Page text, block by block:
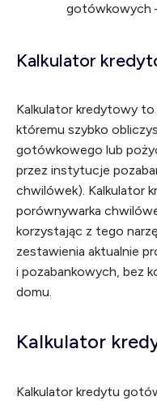
gotówkowych
Kalkulator
Kalkulator kredytowy
któremu szybko
gotówkowego lub
przez instytucje
chwilówek). Kalkulator
porównywarka
korzystając z tego
zestawienia aktualnie
i pozabankowych, bez
domu.
Kalkulator
Kalkulator kredytu